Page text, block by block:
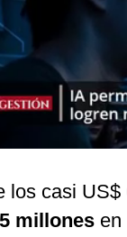
los casi US$
millones en